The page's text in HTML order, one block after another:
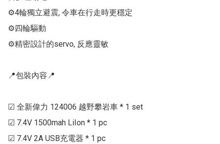
⚙4輪獨立避震, 令車在行走時更穩定
⚙四輪驅動
⚙精密設計的servo, 反應靈敏
📍包裝內容📍
☑ 全新偉力 124006 越野攀岩車 * 1 set
☑ 7.4V 1500mah LiIon * 1 pc
☑ 7.4V 2A USB充電器 * 1 pc